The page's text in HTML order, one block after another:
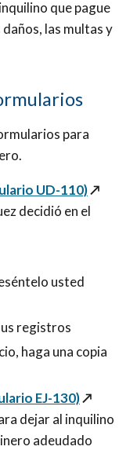
que pague
las multas y
para
UD-110)↗️
decidió en el
usted
registros
haga una copia
EJ-130)↗️
dejar al inquilino
adeudado